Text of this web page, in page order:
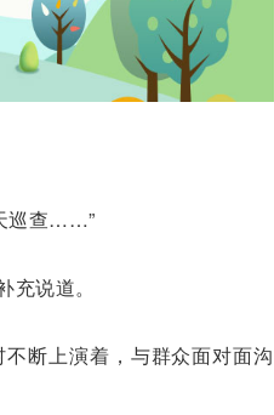
巡查……”
说道。
断上演着，与群众面对面沟